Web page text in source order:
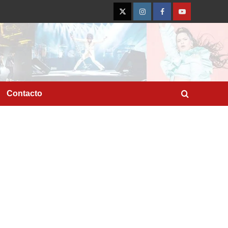
TwitterInstagramFacebookYouTube
Contacto